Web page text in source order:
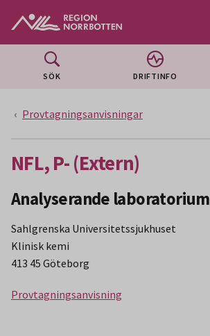
SÖK DRIFTINFO
Provtagningsanvisningar
NFL, P- (Extern)
Analyserande laboratorium
Sahlgrenska Universitetssjukhuset
Klinisk kemi
413 45 Göteborg
Provtagningsanvisning